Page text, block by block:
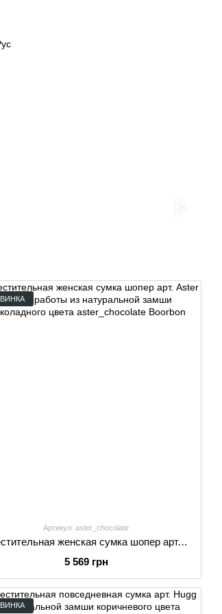
Артикул: aster_chocolate
Вместительная женская сумка шопер арт. Aster ручной работы из натуральной замши шоколадного цвета
5 569 грн